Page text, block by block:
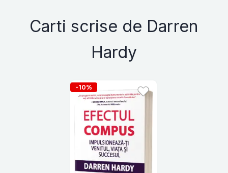
Carti scrise de Darren
Hardy
-10%